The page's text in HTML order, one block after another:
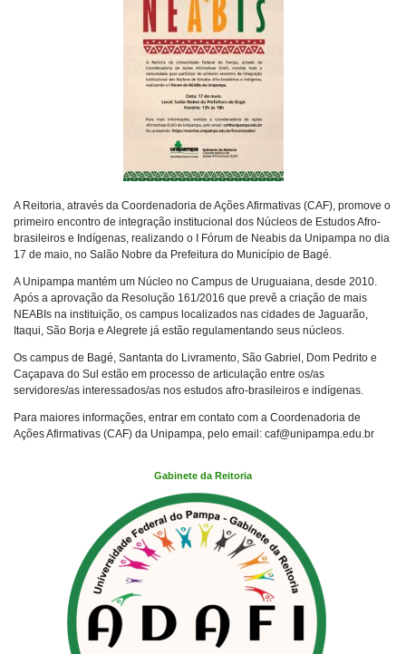
A Reitoria, através da Coordenadoria de Ações Afirmativas (CAF), promove o
primeiro encontro de integração institucional dos Núcleos de Estudos Afro-
brasileiros e Indígenas, realizando o I Fórum de Neabis da Unipampa no dia
17 de maio, no Salão Nobre da Prefeitura do Município de Bagé.
A Unipampa mantém um Núcleo no Campus de Uruguaiana, desde 2010.
Após a aprovação da Resolução 161/2016 que prevê a criação de mais
NEABIs na instituição, os campus localizados nas cidades de Jaguarão,
Itaqui, São Borja e Alegrete já estão regulamentando seus núcleos.
Os campus de Bagé, Santanta do Livramento, São Gabriel, Dom Pedrito e
Caçapava do Sul estão em processo de articulação entre os/as
servidores/as interessados/as nos estudos afro-brasileiros e indígenas.
Para maiores informações, entrar em contato com a Coordenadoria de
Ações Afirmativas (CAF) da Unipampa, pelo email: caf@unipampa.edu.br
Gabinete da Reitoria